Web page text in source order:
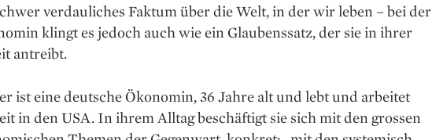
verdauliches Faktum über die Welt, in der wir leben – bei der
klingt es jedoch auch wie ein Glaubenssatz, der sie in ihrer
an­treibt.
ist eine deutsche Ökonomin, 36 Jahre alt und lebt und arbeitet
in den USA. In ihrem Alltag beschäftigt sie sich mit den grossen